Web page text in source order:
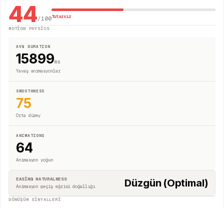
44/100Tutarsız
MOTION PHYSICS
AVG DURATION
15899ms
Yavaş animasyonlar
SMOOTHNESS
75
Orta düzey
ANIMATIONS
64
Animasyon yoğun
EASING NATURALNESS
Animasyon geçiş eğrisi doğallığı
Düzgün (Optimal)
DÖNÜŞÜM SINYALLERI